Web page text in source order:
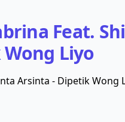
Feat.
Liyo